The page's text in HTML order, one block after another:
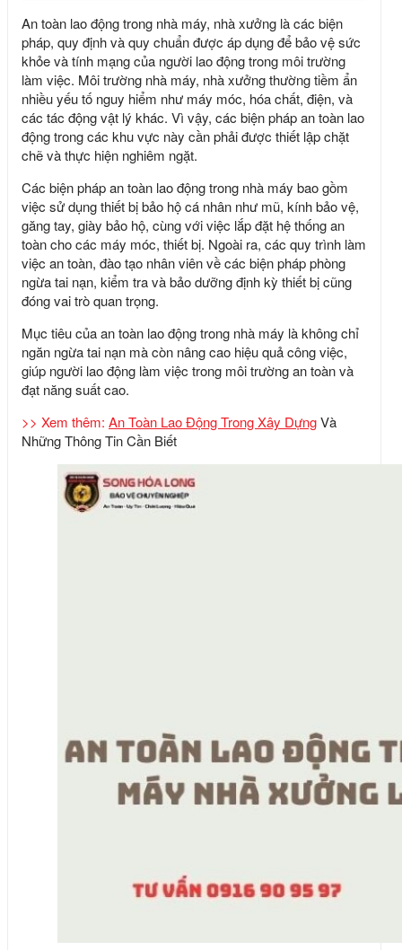
An toàn lao động trong nhà máy, nhà xưởng là các biện
pháp, quy định và quy chuẩn được áp dụng để bảo vệ sức
khỏe và tính mạng của người lao động trong môi trường
làm việc. Môi trường nhà máy, nhà xưởng thường tiềm ẩn
nhiều yếu tố nguy hiểm như máy móc, hóa chất, điện, và
các tác động vật lý khác. Vì vậy, các biện pháp an toàn lao
động trong các khu vực này cần phải được thiết lập chặt
chẽ và thực hiện nghiêm ngặt.
Các biện pháp an toàn lao động trong nhà máy bao gồm
việc sử dụng thiết bị bảo hộ cá nhân như mũ, kính bảo vệ,
găng tay, giày bảo hộ, cùng với việc lắp đặt hệ thống an
toàn cho các máy móc, thiết bị. Ngoài ra, các quy trình làm
việc an toàn, đào tạo nhân viên về các biện pháp phòng
ngừa tai nạn, kiểm tra và bảo dưỡng định kỳ thiết bị cũng
đóng vai trò quan trọng.
Mục tiêu của an toàn lao động trong nhà máy là không chỉ
ngăn ngừa tai nạn mà còn nâng cao hiệu quả công việc,
giúp người lao động làm việc trong môi trường an toàn và
đạt năng suất cao.
>> Xem thêm: An Toàn Lao Động Trong Xây DựngVà
Những Thông Tin Cần Biết